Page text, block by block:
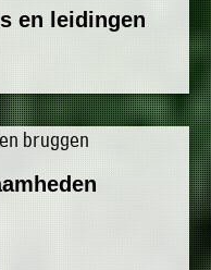
en leidingen